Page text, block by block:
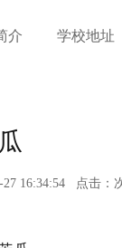
介 学校地址
16:34:54 点击：